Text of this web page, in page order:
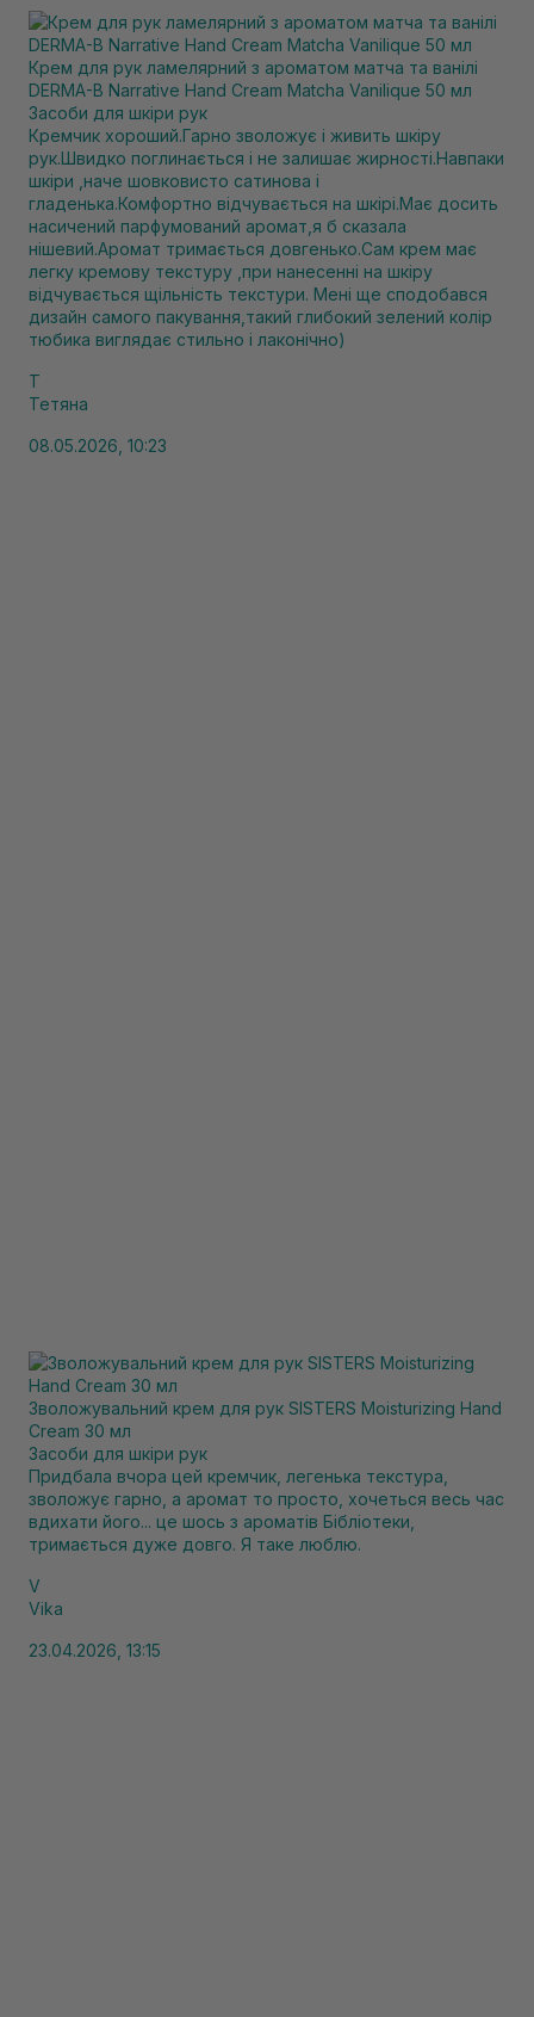
Крем для рук ламелярний з ароматом матча та ванілі
DERMA-B Narrative Hand Cream Matcha Vanilique 50 мл
Засоби для шкіри рук
Кремчик хороший.Гарно зволожує і живить шкіру
рук.Швидко поглинається і не залишає жирності.Навпаки
шкіри ,наче шовковисто сатинова і
гладенька.Комфортно відчувається на шкірі.Має досить
насичений парфумований аромат,я б сказала
нішевий.Аромат тримається довгенько.Сам крем має
легку кремову текстуру ,при нанесенні на шкіру
відчувається щільність текстури. Мені ще сподобався
дизайн самого пакування,такий глибокий зелений колір
тюбика виглядає стильно і лаконічно)
Т
Тетяна
08.05.2026, 10:23
Зволожувальний крем для рук SISTERS Moisturizing Hand
Cream 30 мл
Засоби для шкіри рук
Придбала вчора цей кремчик, легенька текстура,
зволожує гарно, а аромат то просто, хочеться весь час
вдихати його... це шось з ароматів Бібліотеки,
тримається дуже довго. Я таке люблю.
V
Vika
23.04.2026, 13:15